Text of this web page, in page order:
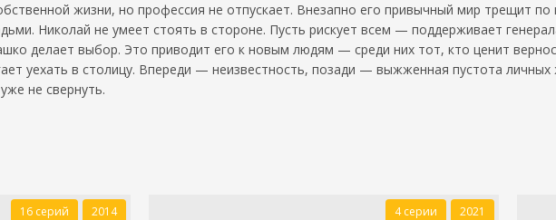
жизни, но профессия не отпускает. Внезапно его привычный мир трещит
Николай не умеет стоять в стороне. Пусть рискует всем — поддерживает
делает выбор. Это приводит его к новым людям — среди них тот, кто ценит
уехать в столицу. Впереди — неизвестность, позади — выжженная пустота
не свернуть.
16 серий 2014 4 серии 2021